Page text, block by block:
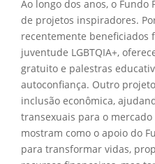
Ao longo dos anos, o
de projetos inspiradores.
recentemente beneficiados
juventude LGBTQIA+,
gratuito e palestras
autoconfiança. Outro
inclusão econômica,
transexuais para o mercado
mostram como o apoio do
para transformar vidas,